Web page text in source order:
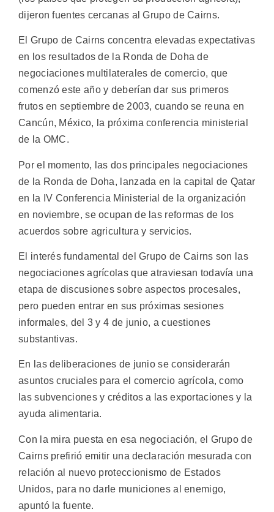
dijeron fuentes cercanas al Grupo de Cairns.
El Grupo de Cairns concentra elevadas expectativas
en los resultados de la Ronda de Doha de
negociaciones multilaterales de comercio, que
comenzó este año y deberían dar sus primeros
frutos en septiembre de 2003, cuando se reuna en
Cancún, México, la próxima conferencia ministerial
de la OMC.
Por el momento, las dos principales negociaciones
de la Ronda de Doha, lanzada en la capital de Qatar
en la IV Conferencia Ministerial de la organización
en noviembre, se ocupan de las reformas de los
acuerdos sobre agricultura y servicios.
El interés fundamental del Grupo de Cairns son las
negociaciones agrícolas que atraviesan todavía una
etapa de discusiones sobre aspectos procesales,
pero pueden entrar en sus próximas sesiones
informales, del 3 y 4 de junio, a cuestiones
substantivas.
En las deliberaciones de junio se considerarán
asuntos cruciales para el comercio agrícola, como
las subvenciones y créditos a las exportaciones y la
ayuda alimentaria.
Con la mira puesta en esa negociación, el Grupo de
Cairns prefirió emitir una declaración mesurada con
relación al nuevo proteccionismo de Estados
Unidos, para no darle municiones al enemigo,
apuntó la fuente.